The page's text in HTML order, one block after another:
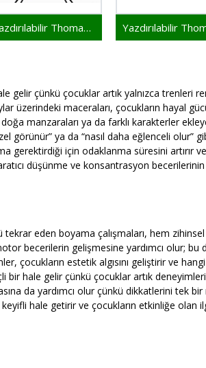
Yazdırılabilir Thomas ve Arkadaşları Çocuklar İçin
çünkü çocuklar artık yalnızca trenleri
üzerindeki maceraları, çocukların hayal
manzaraları ya da farklı karakterler
görünür” ya da “nasıl daha eğlenceli olur”
için odaklanma süresini artırır ve
düşünme ve konsantrasyon
tekrar eden boyama çalışmaları, hem
becerilerin gelişmesine yardımcı olur; bu
çocukların estetik algısını geliştirir ve
hale gelir çünkü çocuklar artık
da yardımcı olur çünkü dikkatlerini tek
hale getirir ve çocukların etkinliğe olan